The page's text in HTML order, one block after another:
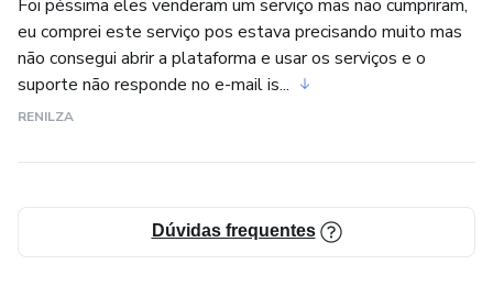
Foi péssima eles venderam um serviço mas não cumpriram,
eu comprei este serviço pos estava precisando muito mas
não consegui abrir a plataforma e usar os serviços e o
suporte não responde no e-mail is...
RENILZA
Dúvidas frequentes